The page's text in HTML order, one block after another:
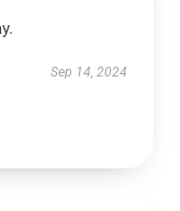
Sep 14, 2024